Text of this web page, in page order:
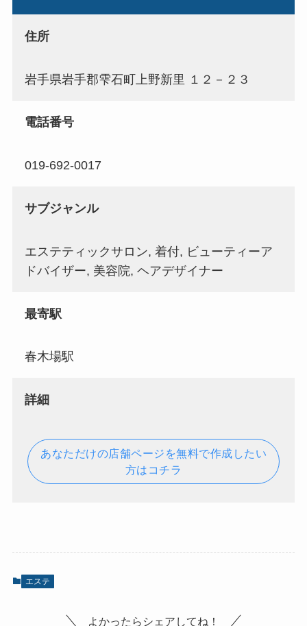
住所
岩手県岩手郡雫石町上野新里 １２－２３
電話番号
019-692-0017
サブジャンル
エステティックサロン, 着付, ビューティーア
ドバイザー, 美容院, ヘアデザイナー
最寄駅
春木場駅
詳細
あなただけの店舗ページを無料で作成したい
方はコチラ
エステ
よかったらシェアしてね！